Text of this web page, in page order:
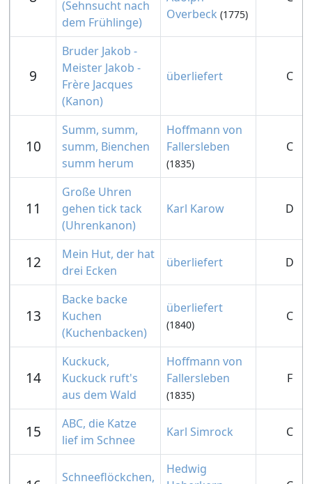
(Sehnsucht nach
dem Frühlinge)
Overbeck (1775)
9
Bruder Jakob -
Meister Jakob -
Frère Jacques
(Kanon)
überliefert C
10
Summ, summ,
summ, Bienchen
summ herum
Hoffmann von
Fallersleben
(1835)
C
11
Große Uhren
gehen tick tack
(Uhrenkanon)
Karl Karow D
12
Mein Hut, der hat
drei Ecken
überliefert D
13
Backe backe
Kuchen
(Kuchenbacken)
überliefert
(1840)
C
14
Kuckuck,
Kuckuck ruft's
aus dem Wald
Hoffmann von
Fallersleben
(1835)
F
15
ABC, die Katze
lief im Schnee
Karl Simrock C
Schneeflöckchen,
Hedwig